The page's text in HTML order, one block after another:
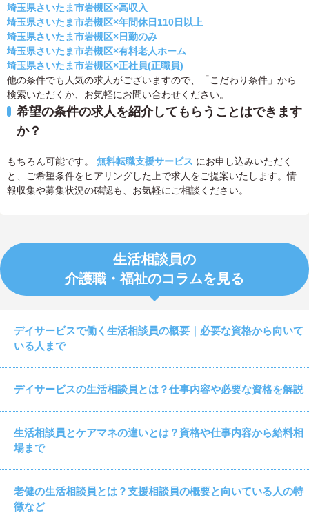
埼玉県さいたま市岩槻区×高収入
埼玉県さいたま市岩槻区×年間休日110日以上
埼玉県さいたま市岩槻区×日勤のみ
埼玉県さいたま市岩槻区×有料老人ホーム
埼玉県さいたま市岩槻区×正社員(正職員)
他の条件でも人気の求人がございますので、「こだわり条件」から
検索いただくか、お気軽にお問い合わせください。
希望の条件の求人を紹介してもらうことはできます
か？
もちろん可能です。 無料転職支援サービス にお申し込みいただく
と、ご希望条件をヒアリングした上で求人をご提案いたします。情
報収集や募集状況の確認も、お気軽にご相談ください。
生活相談員の
介護職・福祉のコラムを見る
デイサービスで働く生活相談員の概要｜必要な資格から向いて
いる人まで
デイサービスの生活相談員とは？仕事内容や必要な資格を解説
生活相談員とケアマネの違いとは？資格や仕事内容から給料相
場まで
老健の生活相談員とは？支援相談員の概要と向いている人の特
徴など